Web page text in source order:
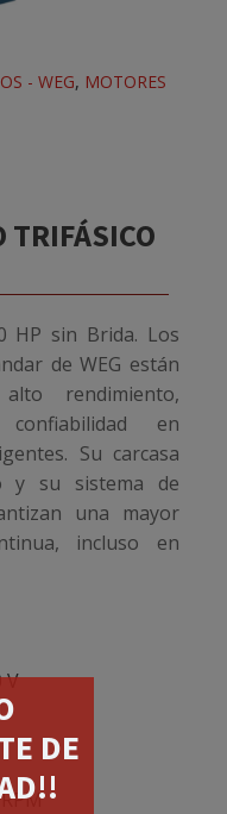
DE
TRIFÁSICO
HP sin Brida. Los
de WEG están
rendimiento,
en
Su carcasa
y su sistema de
una mayor
incluso en
V
- WEG, MOTORES